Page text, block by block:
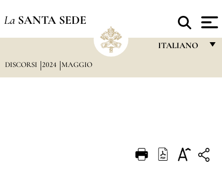
La SANTA SEDE
ITALIANO
DEUTSCH
DISCORSI 2024 MAGGIO